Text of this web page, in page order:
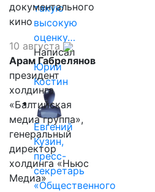
такую
высокую
оценку…
Написал
Юрий
Костин
Евгений
Кузин,
пресс-
секретарь
«Общественного
документального
кино
10 августа
Арам Габрелянов
президент
холдинга
«Балтийская
медиа группа»,
генеральный
директор
холдинга «Ньюс
Медиа»